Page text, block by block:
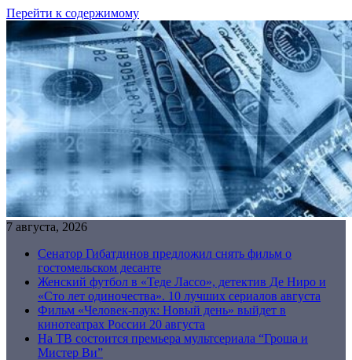
Перейти к содержимому
7 августа, 2026
Сенатор Гибатдинов предложил снять фильм о
гостомельском десанте
Женский футбол в «Теде Лассо», детектив Де Ниро и
«Сто лет одиночества». 10 лучших сериалов августа
Фильм «Человек-паук: Новый день» выйдет в
кинотеатрах России 20 августа
На ТВ состоится премьера мультсериала “Гроша и
Мистер Ви”